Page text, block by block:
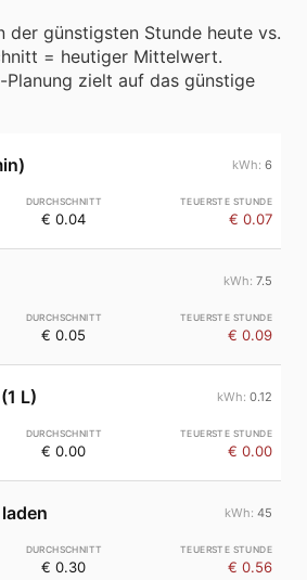
der günstigsten Stunde heute vs.
= heutiger Mittelwert.
Planung zielt auf das günstige
6
€ 0.04 € 0.07
7.5
€ 0.05 € 0.09
L) 0.12
€ 0.00 € 0.00
45
€ 0.30 € 0.56